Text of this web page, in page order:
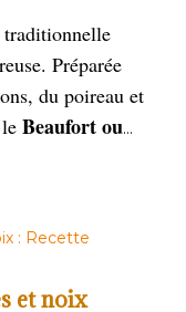
traditionnelle
Préparée
du poireau et
Beaufort ou
et noix